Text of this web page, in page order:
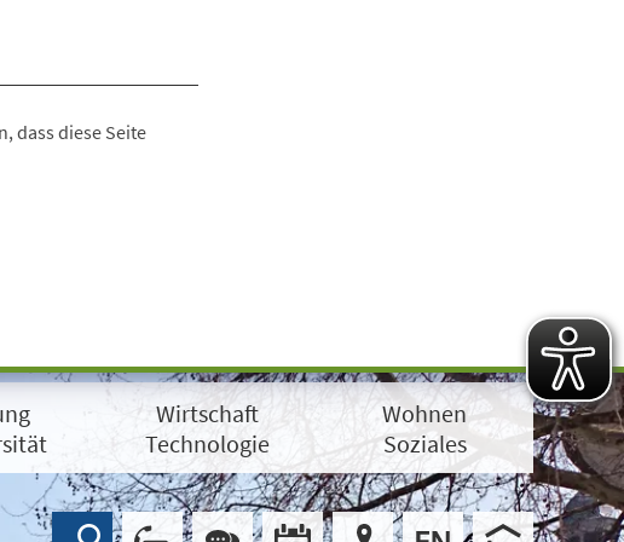
dass diese Seite
Wirtschaft
Technologie
Wohnen
Soziales